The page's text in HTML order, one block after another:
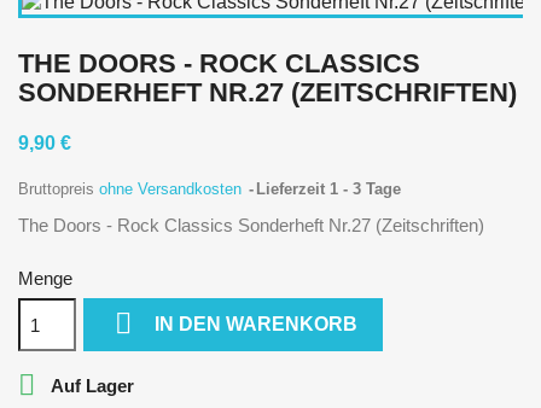
THE DOORS - ROCK CLASSICS
SONDERHEFT NR.27 (ZEITSCHRIFTEN)
9,90 €
Bruttopreis ohne Versandkosten Lieferzeit 1 - 3 Tage
The Doors - Rock Classics Sonderheft Nr.27 (Zeitschriften)
Menge
 IN DEN WARENKORB
 Auf Lager